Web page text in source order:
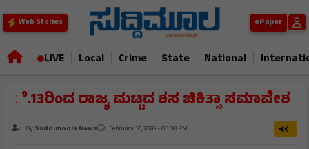
Web Stories ePaper
LIVE Local Crime State National
ೆ.13ರಿಂದ ರಾಜ್ಯ ಮಟ್ಟದ ಶಸ ಚಿಕಿತ್ಸಾ ಸಮಾವೇಶ
BySuddimoola News February 10, 2026 - 05:08 PM